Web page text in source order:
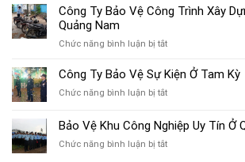
Ty
Bảo
Khách
Chuyên
Nam
Công Ty Bảo Vệ Công Trình Xây
Quảng Nam
Chức năng bình luận bị tắtở
Ty
Bảo
Vệ
Trình
Dựng
Công Ty Bảo Vệ Sự Kiện Ở Tam Kỳ
Chức năng bình luận bị tắtở
Ty
Bảo
Vệ
Bảo Vệ Khu Công Nghiệp Uy Tín Ở
Chức năng bình luận bị tắtở